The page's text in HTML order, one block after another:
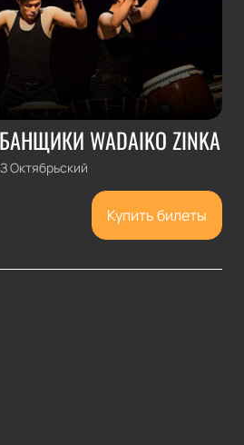
WADAIKO ZINKA
Октябрьский
Купить билеты